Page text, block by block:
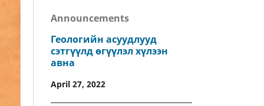
Announcements
Геологийн асуудлууд
сэтгүүлд өгүүлэл хүлээн
авна
April 27, 2022